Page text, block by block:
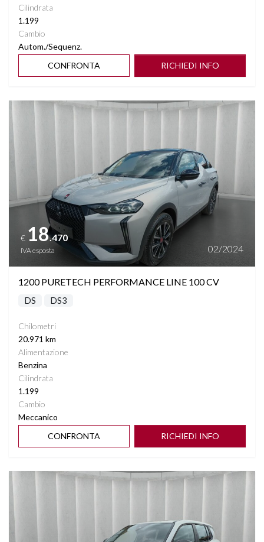
Cilindrata
1.199
Cambio
Autom./Sequenz.
CONFRONTA
RICHIEDI INFO
Vedi dettagli
€ 18.470
IVA esposta 02/2024
1200 PURETECH PERFORMANCE LINE 100 CV
DS DS3
Chilometri
20.971 km
Alimentazione
Benzina
Cilindrata
1.199
Cambio
Meccanico
CONFRONTA
RICHIEDI INFO
Vedi dettagli